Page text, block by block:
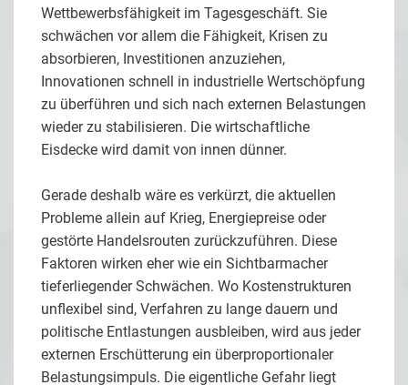
Wettbewerbsfähigkeit im Tagesgeschäft. Sie
schwächen vor allem die Fähigkeit, Krisen zu
absorbieren, Investitionen anzuziehen,
Innovationen schnell in industrielle Wertschöpfung
zu überführen und sich nach externen Belastungen
wieder zu stabilisieren. Die wirtschaftliche
Eisdecke wird damit von innen dünner.
Gerade deshalb wäre es verkürzt, die aktuellen
Probleme allein auf Krieg, Energiepreise oder
gestörte Handelsrouten zurückzuführen. Diese
Faktoren wirken eher wie ein Sichtbarmacher
tieferliegender Schwächen. Wo Kostenstrukturen
unflexibel sind, Verfahren zu lange dauern und
politische Entlastungen ausbleiben, wird aus jeder
externen Erschütterung ein überproportionaler
Belastungsimpuls. Die eigentliche Gefahr liegt